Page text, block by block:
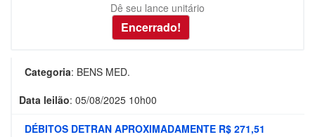
Dê seu lance unitário
Categoria: BENS MED.
Data leilão: 05/08/2025 10h00
DÉBITOS DETRAN APROXIMADAMENTE R$ 271,51